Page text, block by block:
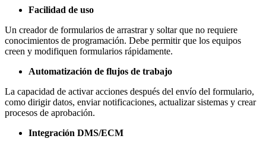
Facilidad de uso
Un creador de formularios de arrastrar y soltar que no requiere
conocimientos de programación. Debe permitir que los equipos
creen y modifiquen formularios rápidamente.
Automatización de flujos de trabajo
La capacidad de activar acciones después del envío del formulario,
como dirigir datos, enviar notificaciones, actualizar sistemas y crear
procesos de aprobación.
Integración DMS/ECM